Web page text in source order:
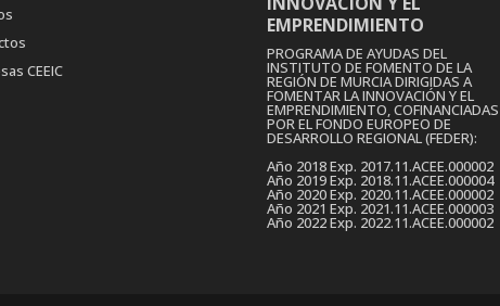
CEEIC
EMPRENDIMIENTO
PROGRAMA DE AYUDAS DEL
INSTITUTO DE FOMENTO DE LA
REGIÓN DE MURCIA DIRIGIDAS A
FOMENTAR LA INNOVACIÓN Y EL
EMPRENDIMIENTO, COFINANCIADAS
POR EL FONDO EUROPEO DE
DESARROLLO REGIONAL (FEDER):
Año 2018 Exp. 2017.11.ACEE.000002
Año 2019 Exp. 2018.11.ACEE.000004
Año 2020 Exp. 2020.11.ACEE.000002
Año 2021 Exp. 2021.11.ACEE.000003
Año 2022 Exp. 2022.11.ACEE.000002